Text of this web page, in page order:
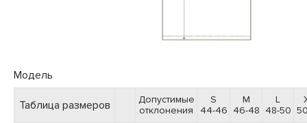
Модель
Таблица размеров
Допустимые
отклонения
S
44-46
M
46-48
L
48-50